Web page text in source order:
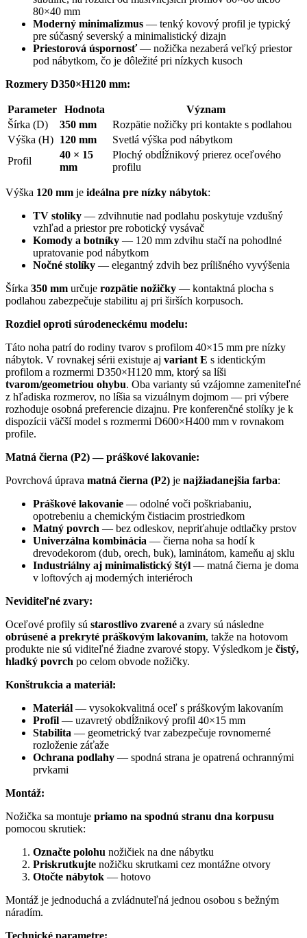
80×40 mm
Moderný minimalizmus — tenký kovový profil je typický
pre súčasný severský a minimalistický dizajn
Priestorová úspornosť— nožička nezaberá veľký priestor
pod nábytkom, čo je dôležité pri nízkych kusoch
Rozmery D350×H120 mm:
Parameter Hodnota
Význam
Šírka (D)
350 mm
Rozpätie nožičky pri kontakte s podlahou
Výška (H) 120 mm
Svetlá výška pod nábytkom
Profil
40 × 15
mm
Plochý obdĺžnikový prierez oceľového
profilu
Výška 120 mm je ideálna pre nízky nábytok:
TV stolíky — zdvihnutie nad podlahu poskytuje vzdušný
vzhľad a priestor pre robotický vysávač
Komody a botníky — 120 mm zdvihu stačí na pohodlné
upratovanie pod nábytkom
Nočné stolíky — elegantný zdvih bez prílišného vyvýšenia
Šírka 350 mm určuje rozpätie nožičky — kontaktná plocha s
podlahou zabezpečuje stabilitu aj pri širších korpusoch.
Rozdiel oproti súrodeneckému modelu:
Táto noha patrí do rodiny tvarov s profilom 40×15 mm pre nízky
nábytok. V rovnakej sérii existuje aj variant E s identickým
profilom a rozmermi D350×H120 mm, ktorý sa líši
tvarom/geometriou ohybu. Oba varianty sú vzájomne zameniteľné
z hľadiska rozmerov, no líšia sa vizuálnym dojmom — pri výbere
rozhoduje osobná preferencie dizajnu. Pre konferenčné stolíky je k
dispozícii väčší model s rozmermi D600×H400 mm v rovnakom
profile.
Matná čierna (P2) — práškové lakovanie:
Povrchová úprava matná čierna (P2) je najžiadanejšia farba:
Práškové lakovanie — odolné voči poškriabaniu,
opotrebeniu a chemickým čistiacim prostriedkom
Matný povrch — bez odleskov, nepriťahuje odtlačky prstov
Univerzálna kombinácia — čierna noha sa hodí k
drevodekorom (dub, orech, buk), laminátom, kameňu aj sklu
Industriálny aj minimalistický štýl — matná čierna je doma
v loftových aj moderných interiéroch
Neviditeľné zvary:
Oceľové profily sú starostlivo zvarené a zvary sú následne
obrúsené a prekryté práškovým lakovaním, takže na hotovom
produkte nie sú viditeľné žiadne zvarové stopy. Výsledkom je čistý,
hladký povrch po celom obvode nožičky.
Konštrukcia a materiál:
Materiál — vysokokvalitná oceľ s práškovým lakovaním
Profil — uzavretý obdĺžnikový profil 40×15 mm
Stabilita — geometrický tvar zabezpečuje rovnomerné
rozloženie záťaže
Ochrana podlahy — spodná strana je opatrená ochrannými
prvkami
Montáž:
Nožička sa montuje priamo na spodnú stranu dna korpusu
pomocou skrutiek:
Označte polohu nožičiek na dne nábytku
Priskrutkujte nožičku skrutkami cez montážne otvory
Otočte nábytok — hotovo
Montáž je jednoduchá a zvládnuteľná jednou osobou s bežným
náradím.
Technické parametre: